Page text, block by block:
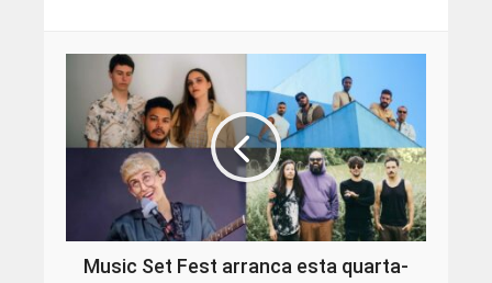
Music Set Fest arranca esta quarta-